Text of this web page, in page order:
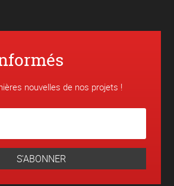
nouvelles de nos projets !
S'ABONNER